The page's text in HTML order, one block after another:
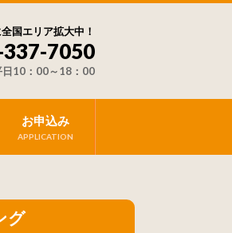
国エリア拡大中！
7050
日10：00～18：00
お申込み
APPLICATION
グ